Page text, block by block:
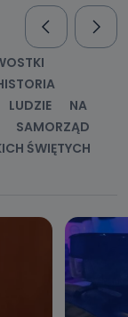
LUDZIE
NA
SAMORZĄD
ŚWIĘTYCH